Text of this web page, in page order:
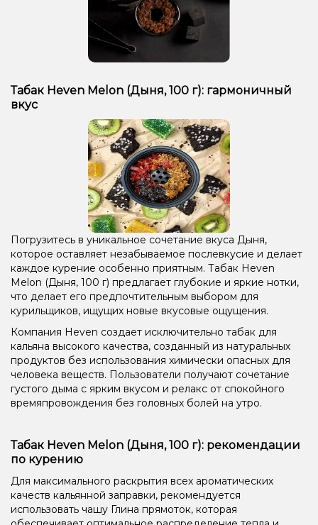
Табак Heven Melon (Дыня, 100 г): гармоничный
вкус
Погрузитесь в уникальное сочетание вкуса Дыня,
которое оставляет незабываемое послевкусие и делает
каждое курение особенно приятным. Табак Heven
Melon (Дыня, 100 г) предлагает глубокие и яркие нотки,
что делает его предпочтительным выбором для
курильщиков, ищущих новые вкусовые ощущения.
Компания Heven создает исключительно табак для
кальяна высокого качества, созданный из натуральных
продуктов без использования химически опасных для
человека веществ. Пользователи получают сочетание
густого дыма с ярким вкусом и релакс от спокойного
времяпровождения без головных болей на утро.
Табак Heven Melon (Дыня, 100 г): рекомендации
по курению
Для максимального раскрытия всех ароматических
качеств кальянной заправки, рекомендуется
использовать чашу Глина прямоток, которая